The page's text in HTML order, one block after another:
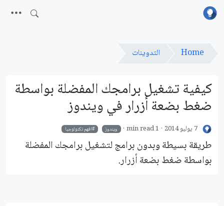
Home التدوينات
كيفية تشغيل برامجك المفضلة بواسطة
ضغط بضعة أزرار في ويندوز
7 يوليو 2014 1 min read ويندوز افهم تكنولوجيا
طريقة بسيطة وبدون برامج لتشغيل برامجك المفضلة
بواسطة ضغط بضعة أزرار.